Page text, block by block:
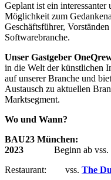
Geplant ist ein
Möglichkeit zum
Geschäftsführer,
Softwarebranche.
Unser Gastgeber
in die Welt der künstlichen
auf unserer Branche und
Austausch zu aktuellen
Marktsegment.
Wo und Wann?
BAU23 München:
2023 Beginn ab vss.
Restaurant: vss. The